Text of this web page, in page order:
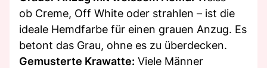
ob Creme, Off White oder strahlen – ist die
ideale Hemdfarbe für einen grauen Anzug. Es
betont das Grau, ohne es zu überdecken.
Gemusterte Krawatte: Viele Männer